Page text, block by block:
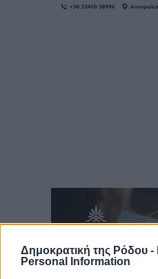
Δημοκρατική της Ρόδου -
Personal Information